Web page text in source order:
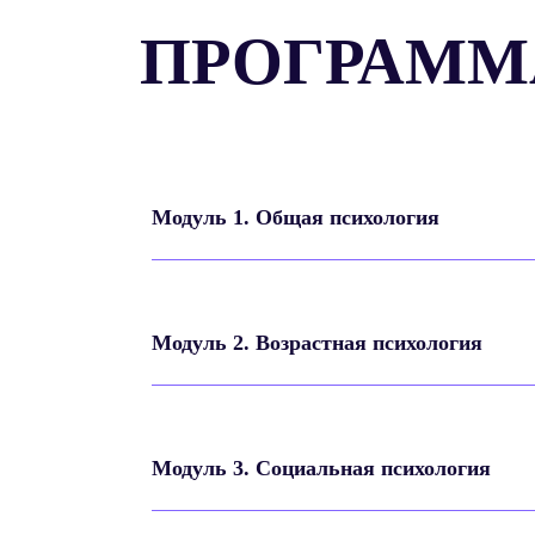
Модуль 1. Общая психология
Модуль 2. Возрастная психология
Модуль 3. Социальная психология